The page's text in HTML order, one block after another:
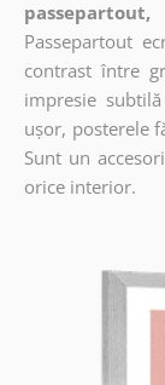
Passepartout
contrast între
impresie
ușor, posterele
Sunt un
orice interior.